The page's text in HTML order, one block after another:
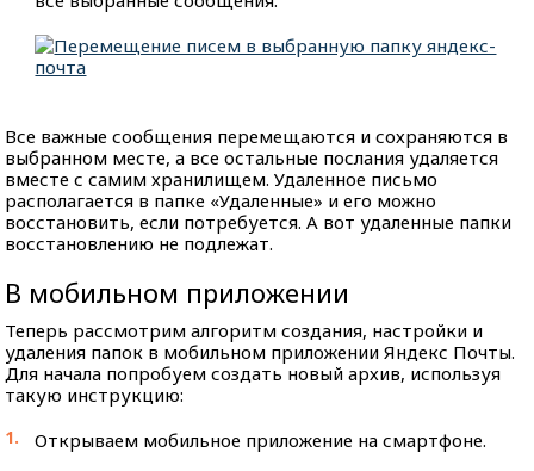
Все важные сообщения перемещаются и сохраняются в
выбранном месте, а все остальные послания удаляется
вместе с самим хранилищем. Удаленное письмо
располагается в папке «Удаленные» и его можно
восстановить, если потребуется. А вот удаленные папки
восстановлению не подлежат.
В мобильном приложении
Теперь рассмотрим алгоритм создания, настройки и
удаления папок в мобильном приложении Яндекс Почты.
Для начала попробуем создать новый архив, используя
такую инструкцию:
Открываем мобильное приложение на смартфоне.